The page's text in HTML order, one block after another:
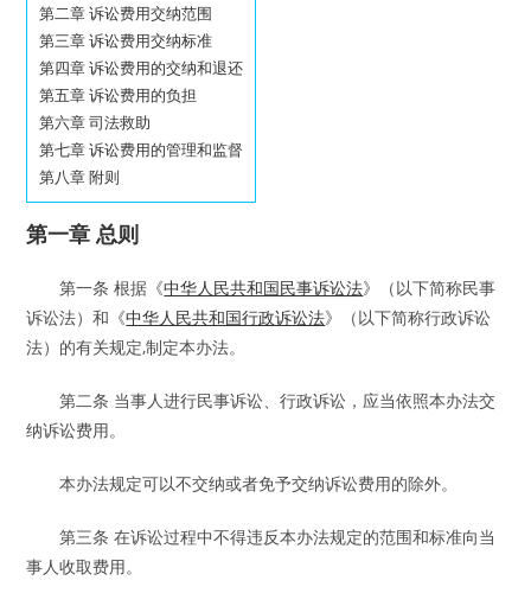
第二章 诉讼费用交纳范围
第三章 诉讼费用交纳标准
第四章 诉讼费用的交纳和退还
第五章 诉讼费用的负担
第六章 司法救助
第七章 诉讼费用的管理和监督
第八章 附则
第一章 总则
第一条 根据《中华人民共和国民事诉讼法》（以下简称民事
诉讼法）和《中华人民共和国行政诉讼法》（以下简称行政诉讼
法）的有关规定,制定本办法。
第二条 当事人进行民事诉讼、行政诉讼，应当依照本办法交
纳诉讼费用。
本办法规定可以不交纳或者免予交纳诉讼费用的除外。
第三条 在诉讼过程中不得违反本办法规定的范围和标准向当
事人收取费用。